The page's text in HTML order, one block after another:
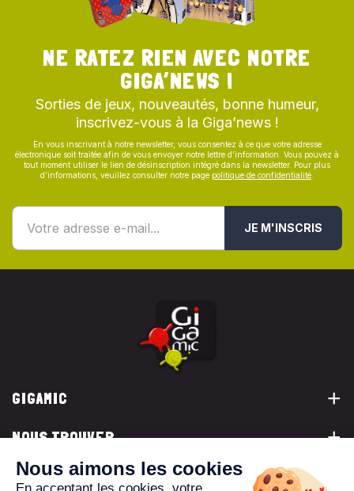
NE RATEZ RIEN AVEC NOTRE
GIGA’NEWS !
Sorties de jeux, nouveautés, bonne humeur,
inscrivez-vous à la Giga’news !
En vous inscrivant à notre newsletter, vous consentez à ce que votre adresse
électronique soit traitée afin de vous envoyer notre lettre d’information. Vous pouvez à
tout moment utiliser le lien de désinscription intégré dans la newsletter. Pour plus
d’informations, veuillez consulter notre page politique de confidentialité
JE M'INSCRIS
GIGAMIC
NOUS TROUVER
VOUS ÊTES...